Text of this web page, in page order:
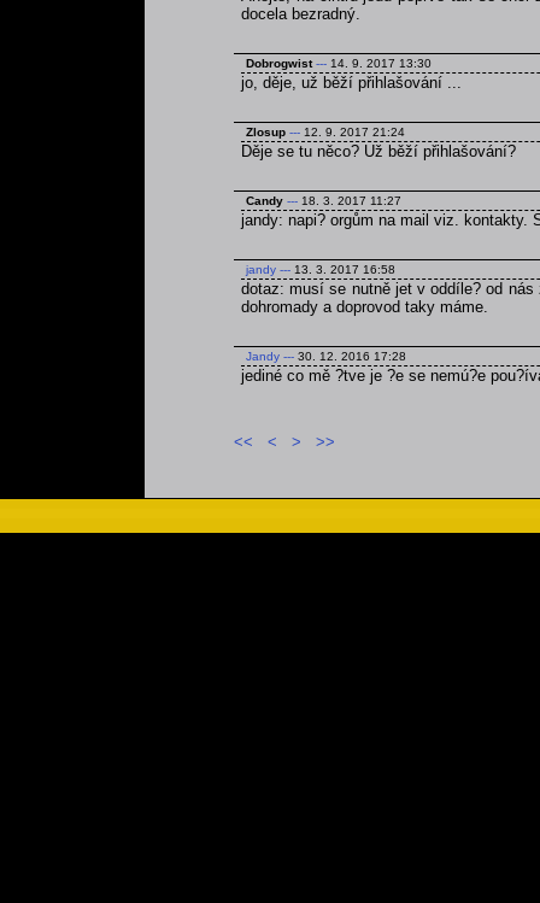
docela bezradný.
Dobrogwist --- 14. 9. 2017 13:30
jo, děje, už běží přihlašování ...
Zlosup --- 12. 9. 2017 21:24
Děje se tu něco? Už běží přihlašování?
Candy --- 18. 3. 2017 11:27
jandy: napi? orgům na mail viz. kontakty.
jandy --- 13. 3. 2017 16:58
dotaz: musí se nutně jet v oddíle? od
dohromady a doprovod taky máme.
Jandy --- 30. 12. 2016 17:28
jediné co mě ?tve je ?e se nemú?e
<< < > >>